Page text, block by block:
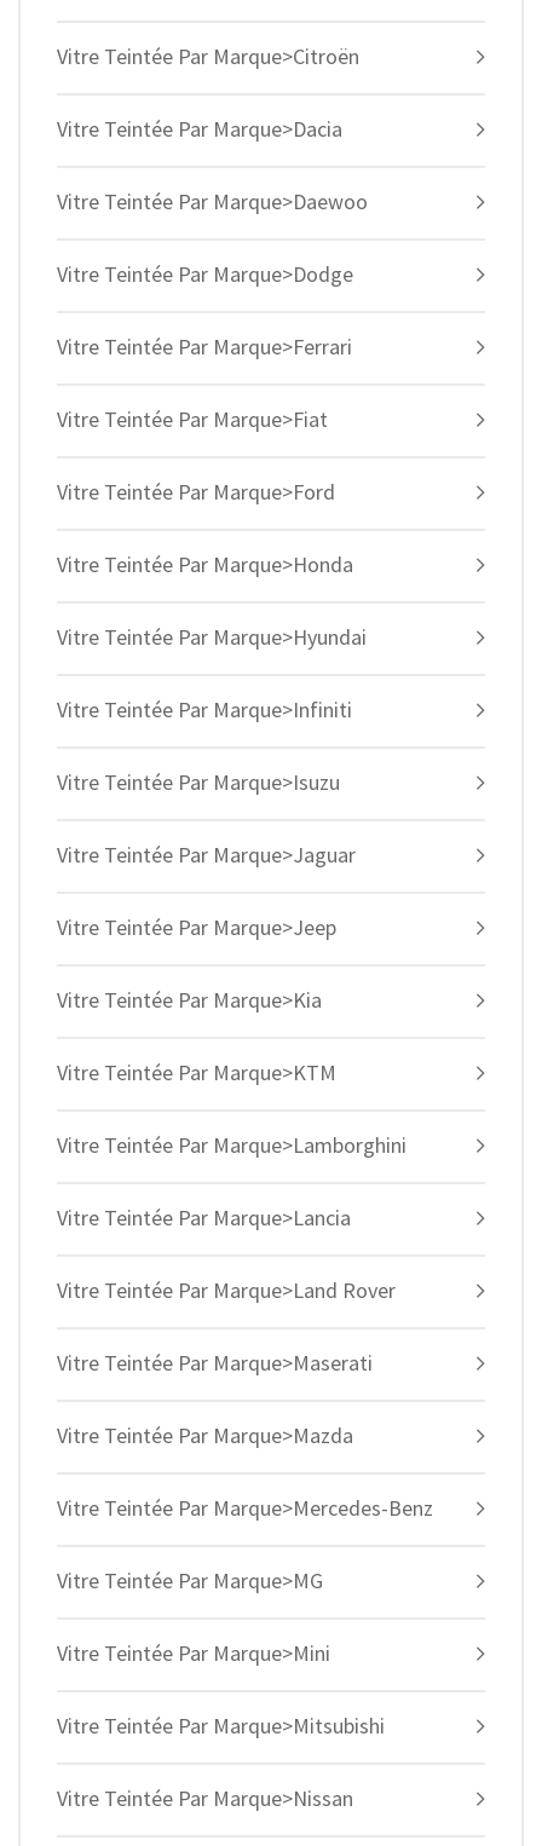
Vitre Teintée Par Marque>Citroën
Vitre Teintée Par Marque>Dacia
Vitre Teintée Par Marque>Daewoo
Vitre Teintée Par Marque>Dodge
Vitre Teintée Par Marque>Ferrari
Vitre Teintée Par Marque>Fiat
Vitre Teintée Par Marque>Ford
Vitre Teintée Par Marque>Honda
Vitre Teintée Par Marque>Hyundai
Vitre Teintée Par Marque>Infiniti
Vitre Teintée Par Marque>Isuzu
Vitre Teintée Par Marque>Jaguar
Vitre Teintée Par Marque>Jeep
Vitre Teintée Par Marque>Kia
Vitre Teintée Par Marque>KTM
Vitre Teintée Par Marque>Lamborghini
Vitre Teintée Par Marque>Lancia
Vitre Teintée Par Marque>Land Rover
Vitre Teintée Par Marque>Maserati
Vitre Teintée Par Marque>Mazda
Vitre Teintée Par Marque>Mercedes-Benz
Vitre Teintée Par Marque>MG
Vitre Teintée Par Marque>Mini
Vitre Teintée Par Marque>Mitsubishi
Vitre Teintée Par Marque>Nissan